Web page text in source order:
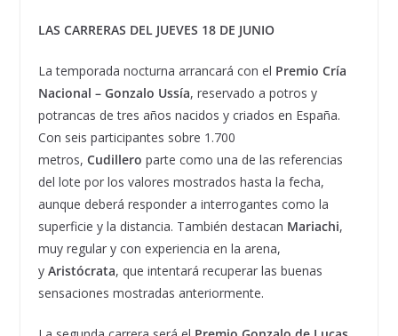
LAS CARRERAS DEL JUEVES 18 DE JUNIO
La temporada nocturna arrancará con el Premio Cría
Nacional – Gonzalo Ussía, reservado a potros y
potrancas de tres años nacidos y criados en España.
Con seis participantes sobre 1.700
metros, Cudillero parte como una de las referencias
del lote por los valores mostrados hasta la fecha,
aunque deberá responder a interrogantes como la
superficie y la distancia. También destacan Mariachi,
muy regular y con experiencia en la arena,
y Aristócrata, que intentará recuperar las buenas
sensaciones mostradas anteriormente.